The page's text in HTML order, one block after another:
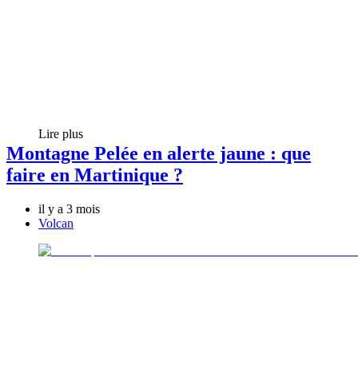
Lire plus
Montagne Pelée en alerte jaune : que
faire en Martinique ?
il y a 3 mois
Volcan